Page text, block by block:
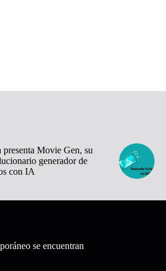
presenta Movie Gen, su
generador de
con IA
se encuentran